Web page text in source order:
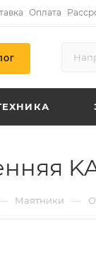
Оплата
Маятники —